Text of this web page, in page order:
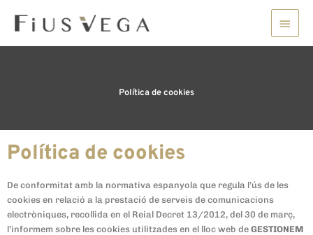
Política de cookies
Política de cookies
De conformitat amb la normativa espanyola que regula l’ús de les
cookies en relació a la prestació de serveis de comunicacions
electròniques, recollida en el Reial Decret 13/2012, del 30 de març,
l’informem sobre les cookies utilitzades en el lloc web de GESTIONEM